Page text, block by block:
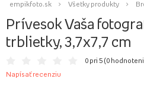
empikfoto.sk Všetky produkty
Prívesok Vaša
trblietky, 3,7x7,7 cm
0 pri 5 (0
Napísať recenziu